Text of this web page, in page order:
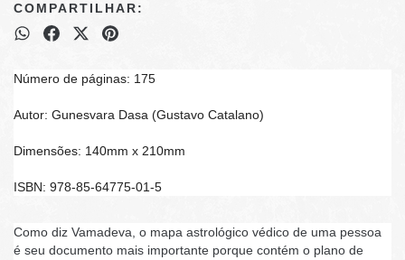
COMPARTILHAR:
Número de páginas: 175
Autor: Gunesvara Dasa (Gustavo Catalano)
Dimensões: 140mm x 210mm
ISBN: 978-85-64775-01-5
Como diz Vamadeva, o mapa astrológico védico de uma pessoa
é seu documento mais importante porque contém o plano de